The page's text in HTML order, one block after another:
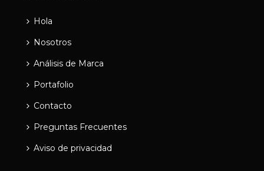
Hola
Nosotros
Análisis de Marca
Portafolio
Contacto
Preguntas Frecuentes
Aviso de privacidad